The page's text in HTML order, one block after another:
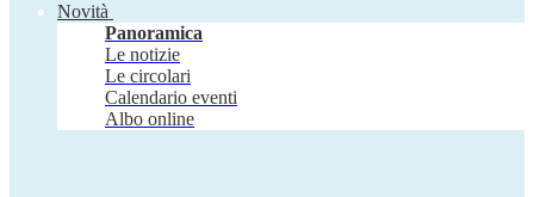
Novità
Panoramica
Le notizie
Le circolari
Calendario eventi
Albo online